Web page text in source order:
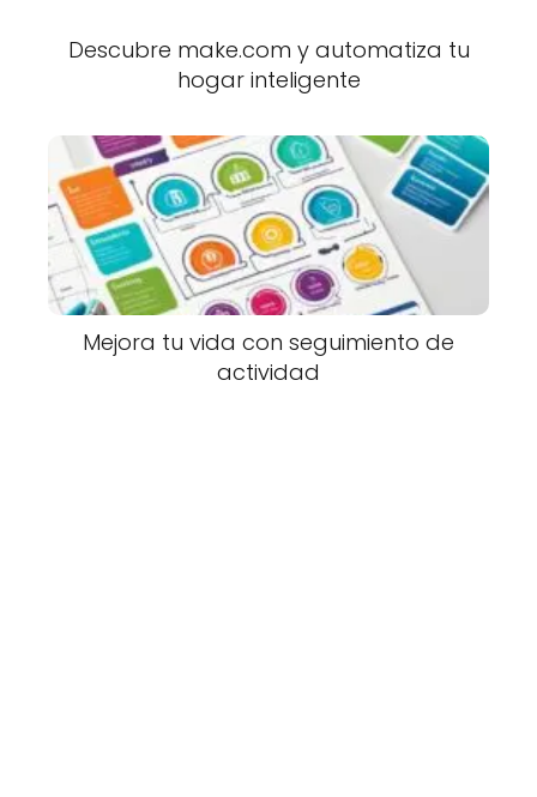
Descubre make.com y automatiza tu
hogar inteligente
Mejora tu vida con seguimiento de
actividad